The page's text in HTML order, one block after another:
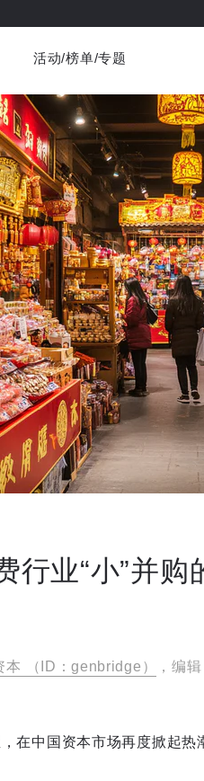
行 商业消费 社会
书影音 医疗
视频精选
活动/榜单/专题
行业“小”并购
本 （ID：genbridge）
，编
在中国资本市场再度掀起热